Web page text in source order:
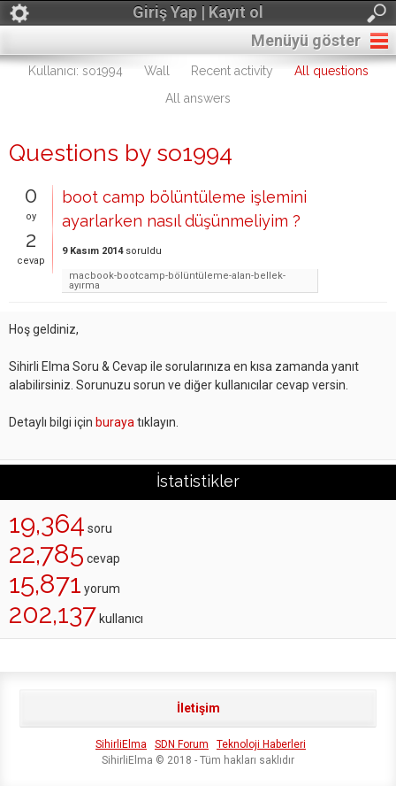
Giriş Yap | Kayıt ol
Menüyü göster
Kullanıcı: so1994 Wall Recent activity
All questions
All answers
Questions by so1994
0
oy
2
cevap
boot camp bölüntüleme işlemini
ayarlarken nasıl düşünmeliyim ?
9 Kasım 2014 soruldu
macbook-bootcamp-bölüntüleme-alan-bellek-
ayırma
Hoş geldiniz,
Sihirli Elma Soru & Cevap ile sorularınıza en kısa zamanda yanıt
alabilirsiniz. Sorunuzu sorun ve diğer kullanıcılar cevap versin.
Detaylı bilgi için buraya tıklayın.
İstatistikler
19,364 soru
22,785 cevap
15,871 yorum
202,137 kullanıcı
İletişim
SihirliElma SDN Forum
Teknoloji Haberleri
SihirliElma © 2018 - Tüm hakları saklıdır